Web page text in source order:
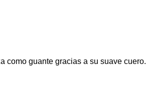
como guante gracias a su suave cuero.